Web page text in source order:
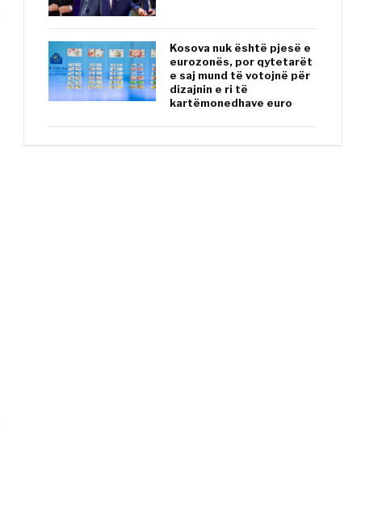
Kosova nuk është pjesë e
eurozonës, por qytetarët
e saj mund të votojnë për
dizajnin e ri të
kartëmonedhave euro